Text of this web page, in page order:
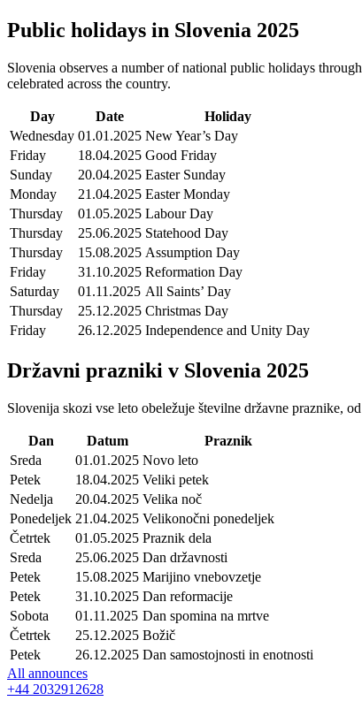
Public holidays in Slovenia 2025
Slovenia observes a number of national public holidays
celebrated across the country.
Day Date
Holiday
Wednesday 01.01.2025 New Year’s Day
Friday
18.04.2025 Good Friday
Sunday
20.04.2025 Easter Sunday
Monday
21.04.2025 Easter Monday
Thursday
01.05.2025 Labour Day
Thursday
25.06.2025 Statehood Day
Thursday
15.08.2025 Assumption Day
Friday
31.10.2025 Reformation Day
Saturday
01.11.2025 All Saints’ Day
Thursday
25.12.2025 Christmas Day
Friday
26.12.2025 Independence and Unity Day
Državni prazniki v Slovenia 2025
Slovenija skozi vse leto obeležuje številne državne praznike,
Dan Datum
Praznik
Sreda
01.01.2025 Novo leto
Petek
18.04.2025 Veliki petek
Nedelja
20.04.2025 Velika noč
Ponedeljek 21.04.2025 Velikonočni ponedeljek
Četrtek
01.05.2025 Praznik dela
Sreda
25.06.2025 Dan državnosti
Petek
15.08.2025 Marijino vnebovzetje
Petek
31.10.2025 Dan reformacije
Sobota
01.11.2025 Dan spomina na mrtve
Četrtek
25.12.2025 Božič
Petek
26.12.2025 Dan samostojnosti in enotnosti
All announces
+44 2032912628